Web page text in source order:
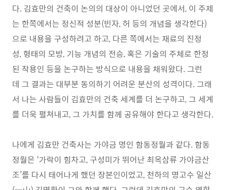
다. 김효만의 건축이 논의의 대상이 아니었던 곳에서, 이 주제
는 한쪽에서는 정신적 성분(빈자, 허 등의 개념을 생각한다)
으로 내용을 구성하려고 하고, 다른 쪽에서는 재료의 진정
성, 형태의 모방, 기능 개념의 전승, 혹은 기술의 주체로 한정
된 작용인 등을 논구하는 방식으로 내용을 채워왔다. 그런
데 그 결과는 대부분 동의하기 어려운 분산의 성격이다. 그래
서 나는 사람들이 김효만의 건축 세계를 더 논구하고, 그 세계
를 더욱 펼쳐내고, 그 가치를 함께 공유해야 한다고 생각한다.
나에게 김효만 건축사는 가야금 명인 함동정월과 같다. 함동
정월은 ‘가락이 힘차고, 구성미가 뛰어난 최옥삼류 가야금산
조’를 다시 태어나게 했던 장본인이었고, 천하의 명고수 일산